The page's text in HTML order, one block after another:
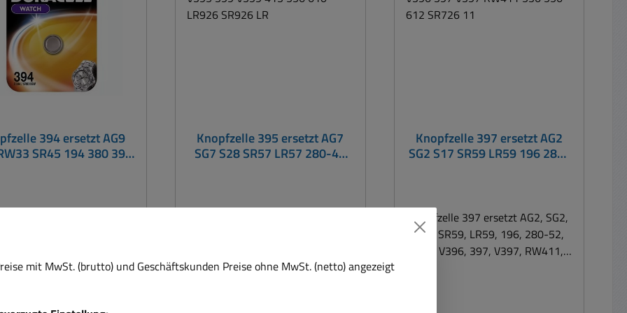
bis zu 4 Jahren
Lagerfähigkeit ohne
Knopfzelle
Zink Batterie mit
1,55Volt übliche
Kapazität 19mAh (
2,6mm
KnopfzelleBatterie mit 1,5Volt
übliche Kapazität 38 mAh (
übliche Kapazität 65 mAh (
wiederaufladbar nein )
394 ersetzt AG9
SR45 194 380 394
für digitale
Knopfzelle 395 ersetzt AG7
SG7 S28 SR57 LR57 280-48
610, LR926, SR926, LR927,
Knopfzelle 397 ersetzt AG2
SG2 S17 SR59 LR59 196 280-
Knopfzelle 397 ersetzt AG2, SG2,
S17, SR59, LR59, 196, 280-52,
396, V396, 397, V397, RW411,
mit MwSt. (brutto) und Geschäftskunden Preise ohne MwSt. (netto) angezeigt